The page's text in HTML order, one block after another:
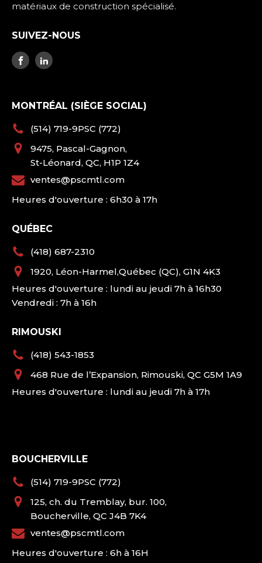
matériaux de construction spécialisé.
SUIVEZ-NOUS
MONTRÉAL (SIÈGE SOCIAL)
(514) 719-9PSC (772)
9475, Pascal-Gagnon,
St-Léonard, QC, H1P 1Z4
ventes@pscmtl.com
Heures d'ouverture : 6h30 à 17h
QUÉBEC
(418) 687-2310
1920, Léon-Harmel,Québec (QC), G1N 4K3
Heures d'ouverture : lundi au jeudi 7h à 16h30
Vendredi : 7h à 16h
RIMOUSKI
(418) 543-1853
468 Rue de l’Expansion, Rimouski, QC G5M 1A9
Heures d'ouverture : lundi au jeudi 7h à 17h
BOUCHERVILLE
(514) 719-9PSC (772)
125, ch. du Tremblay, bur. 100,
Boucherville, QC J4B 7K4
ventes@pscmtl.com
Heures d'ouverture : 6h à 16H